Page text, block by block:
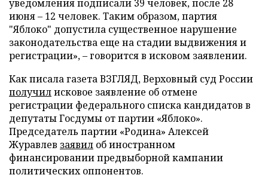
уведомления подписали 39 человек, после 28
июня – 12 человек. Таким образом, партия
"Яблоко" допустила существенное нарушение
законодательства еще на стадии выдвижения и
регистрации», – говорится в исковом заявлении.
Как писала газета ВЗГЛЯД, Верховный суд России
получилисковое заявление об отмене
регистрации федерального списка кандидатов в
депутаты Госдумы от партии «Яблоко».
Председатель партии «Родина» Алексей
Журавлев заявил об иностранном
финансировании предвыборной кампании
политических оппонентов.